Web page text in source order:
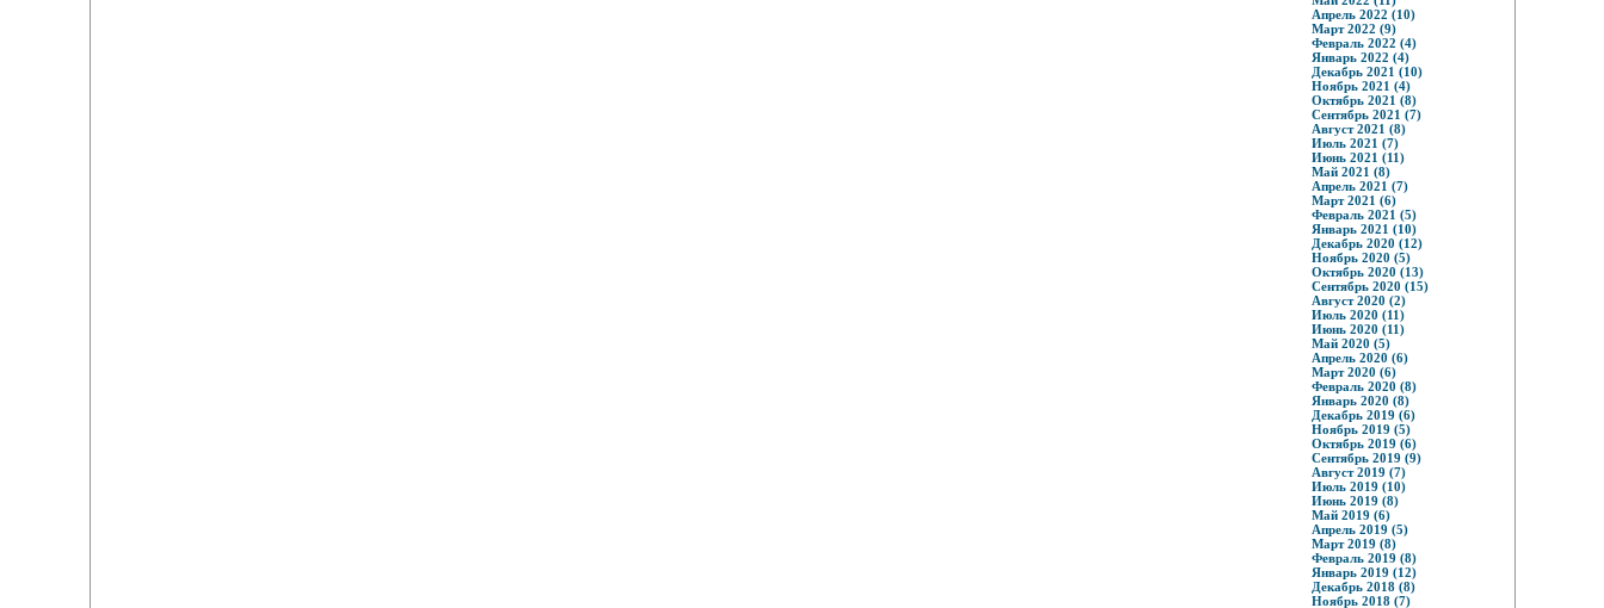
Апрель 2022 (10)
Март 2022 (9)
Февраль 2022 (4)
Январь 2022 (4)
Декабрь 2021 (10)
Ноябрь 2021 (4)
Октябрь 2021 (8)
Сентябрь 2021 (7)
Август 2021 (8)
Июль 2021 (7)
Июнь 2021 (11)
Май 2021 (8)
Апрель 2021 (7)
Март 2021 (6)
Февраль 2021 (5)
Январь 2021 (10)
Декабрь 2020 (12)
Ноябрь 2020 (5)
Октябрь 2020 (13)
Сентябрь 2020 (15)
Август 2020 (2)
Июль 2020 (11)
Июнь 2020 (11)
Май 2020 (5)
Апрель 2020 (6)
Март 2020 (6)
Февраль 2020 (8)
Январь 2020 (8)
Декабрь 2019 (6)
Ноябрь 2019 (5)
Октябрь 2019 (6)
Сентябрь 2019 (9)
Август 2019 (7)
Июль 2019 (10)
Июнь 2019 (8)
Май 2019 (6)
Апрель 2019 (5)
Март 2019 (8)
Февраль 2019 (8)
Январь 2019 (12)
Декабрь 2018 (8)
Ноябрь 2018 (7)